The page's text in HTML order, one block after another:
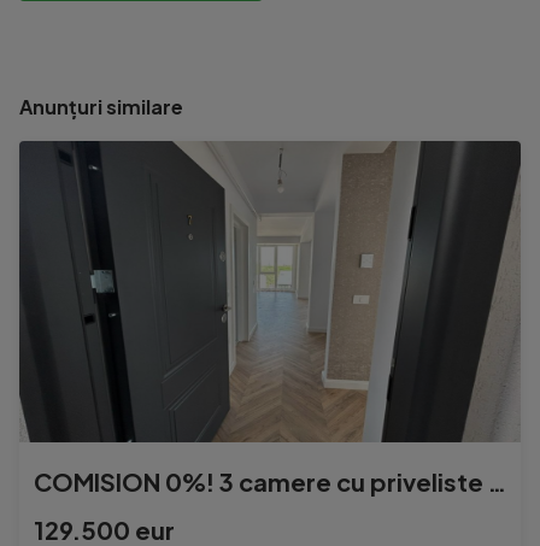
Anunțuri similare
COMISION 0%! 3 camere cu priveliste Valea Lupului-Rediu
129.500 eur